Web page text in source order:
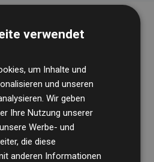
BDOüberprüft
und Methodik, um
sicherzustellen.
verwendet
um Inhalte und
und unseren
Wir geben
Ihre Nutzung unserer
Werbe- und
die diese
anderen Informationen